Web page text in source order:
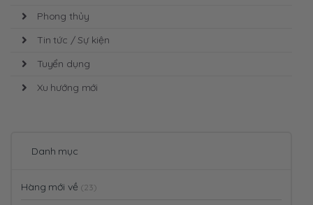
Phong thủy
Tin tức / Sự kiện
Tuyển dụng
Xu hướng mới
Danh mục
Hàng mới về (23)